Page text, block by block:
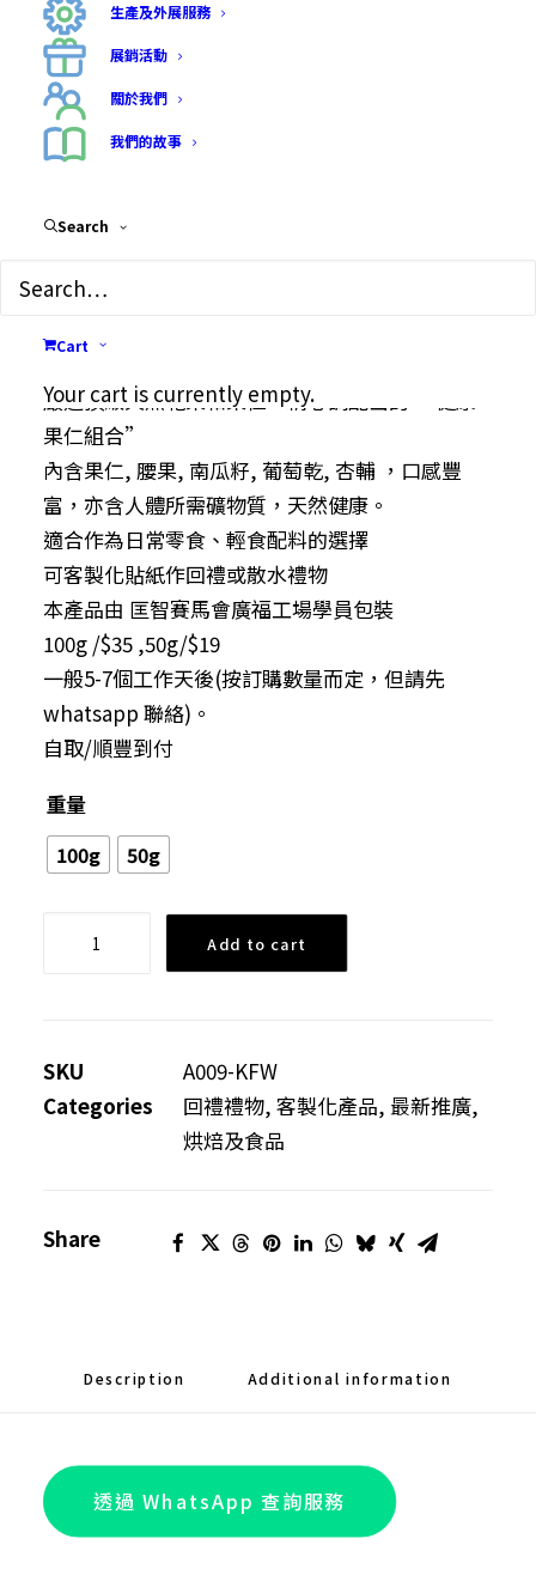
生產及外展服務
展銷活動
關於我們
我們的故事
Search
Cart
Your cart is currently empty.
[KFW] 嚴選外國進口雜
果仁可客製化貼紙作回
禮或散水禮物
$19.00
range:
$19.00
$35.00
嚴選頂級天然乾果和果仁，精心調配出的 “健康
果仁組合”
內含果仁, 腰果, 南瓜籽, 葡萄乾, 杏輔 ，口感豐
富，亦含人體所需礦物質，天然健康。
適合作為日常零食、輕食配料的選擇
可客製化貼紙作回禮或散水禮物
本產品由 匡智賽馬會廣福工場學員包裝
100g /$35 ,50g/$19
一般5-7個工作天後(按訂購數量而定，但請先
whatsapp 聯絡)。
自取/順豐到付
重量
100g 50g
國
進
仁
作
回
Add to cart
SKU
A009-KFW
Categories
回禮禮物, 客製化產品, 最新推廣,
烘焙及食品
Share
Description Additional information
透過 WhatsApp 查詢服務